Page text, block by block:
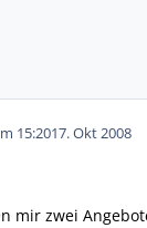
15:2017. Okt 2008
mir zwei